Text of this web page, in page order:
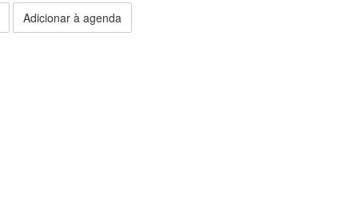
Adicionar à agenda